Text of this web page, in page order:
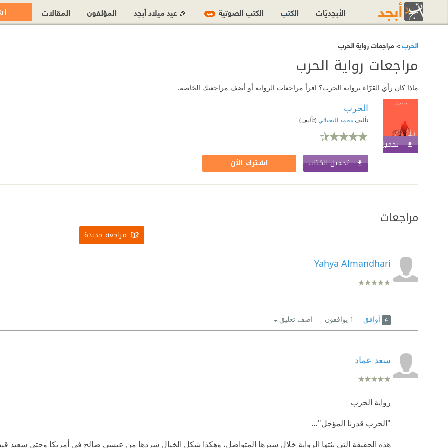
الحرب> مراجعات رواية الحرب
مراجعات رواية الحرب
ماذا كان رأي القرّاء برواية الحرب؟ اقرأ مراجعات الرواية أو أضف مراجعتك الخاصة.
تحميل الكتاب اشترك الآن
الحرب
تأليفمحمد اليحيائي (تأليف)
تحميل الكتاب اشترك الآن
مراجعات
مراجعة جديدة
Yahya Almandhari
أوافق 1 يوافقون اضف تعليق
سعد عماد
رواية الحرب
"الحرب قدرنا المؤجل"…
هذه الحقيقة التي بثتها الرواية خلال سيرها المتواصل، وهكذا شكل الخيال سردها من عيسى صالح في أمريكا وحتى سعيد
الأبجديّات الكتب الكتب الصوتية جديد 🎉 عيد ميلاد أبجد المؤلفون المقالات